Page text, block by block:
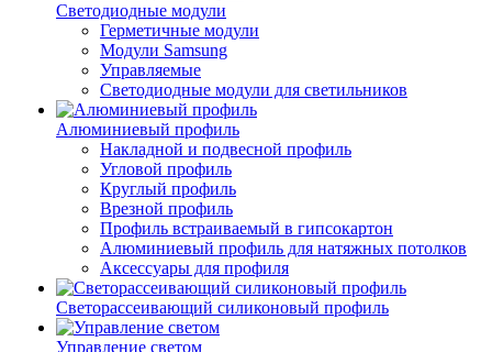
Светодиодные модули
Герметичные модули
Модули Samsung
Управляемые
Светодиодные модули для светильников
Алюминиевый профиль
Накладной и подвесной профиль
Угловой профиль
Круглый профиль
Врезной профиль
Профиль встраиваемый в гипсокартон
Алюминиевый профиль для натяжных потолков
Аксессуары для профиля
Светорассеивающий силиконовый профиль
Управление светом